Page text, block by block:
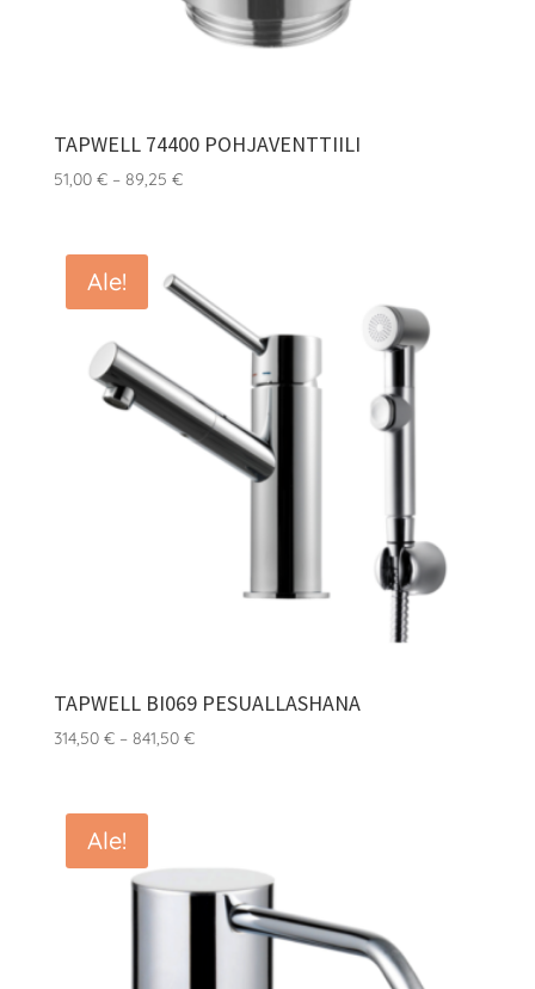
TAPWELL 74400 POHJAVENTTIILI
51,00 € – 89,25 €Hintaluokka:
Ale!
TAPWELL BI069 PESUALLASHANA
314,50 € – 841,50 €Hintaluokka:
Ale!